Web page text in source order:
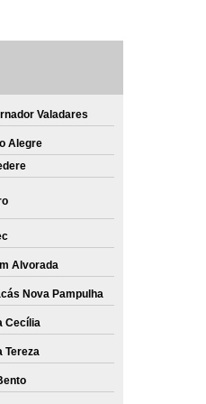
Roupas
Lisas
Valadares
Alegre
Alvorada
Nova Pampulha
Cecília
Tereza